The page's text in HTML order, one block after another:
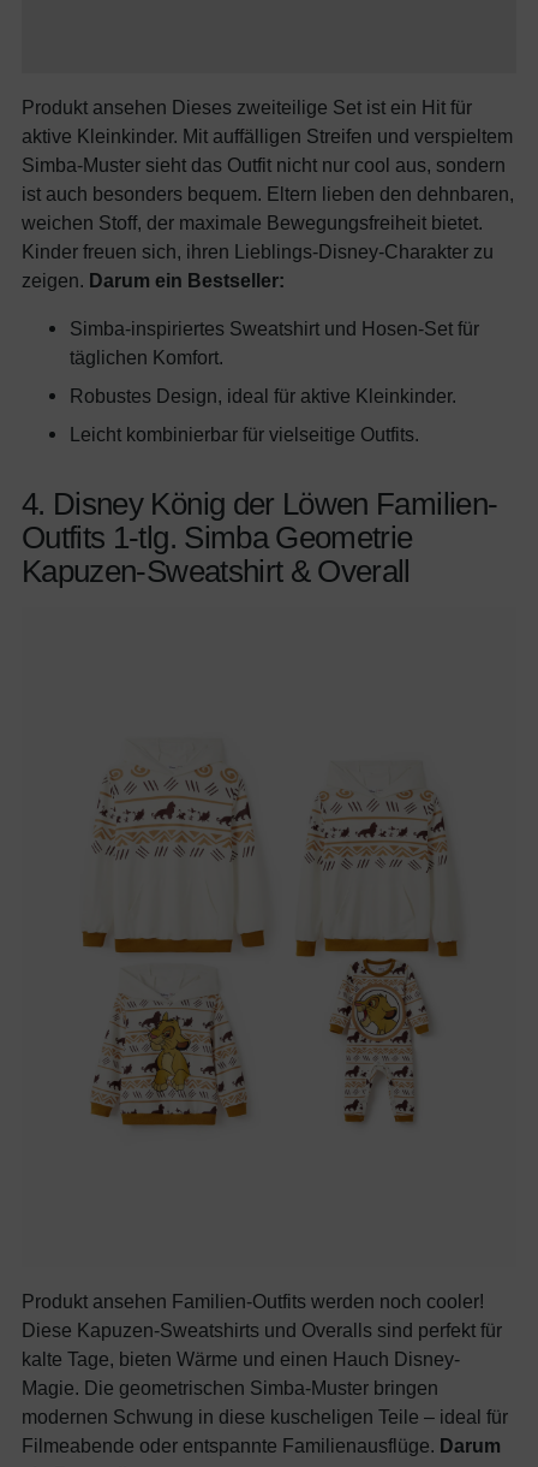
Produkt ansehen Dieses zweiteilige Set ist ein Hit für
aktive Kleinkinder. Mit auffälligen Streifen und verspieltem
Simba-Muster sieht das Outfit nicht nur cool aus, sondern
ist auch besonders bequem. Eltern lieben den dehnbaren,
weichen Stoff, der maximale Bewegungsfreiheit bietet.
Kinder freuen sich, ihren Lieblings-Disney-Charakter zu
zeigen. Darum ein Bestseller:
Simba-inspiriertes Sweatshirt und Hosen-Set für
täglichen Komfort.
Robustes Design, ideal für aktive Kleinkinder.
Leicht kombinierbar für vielseitige Outfits.
4. Disney König der Löwen Familien-
Outfits 1-tlg. Simba Geometrie
Kapuzen-Sweatshirt & Overall
Produkt ansehen Familien-Outfits werden noch cooler!
Diese Kapuzen-Sweatshirts und Overalls sind perfekt für
kalte Tage, bieten Wärme und einen Hauch Disney-
Magie. Die geometrischen Simba-Muster bringen
modernen Schwung in diese kuscheligen Teile – ideal für
Filmeabende oder entspannte Familienausflüge. Darum